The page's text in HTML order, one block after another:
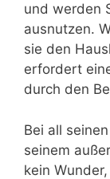
und werden
ausnutzen.
sie den
erfordert
durch den
Bei all
seinem
kein